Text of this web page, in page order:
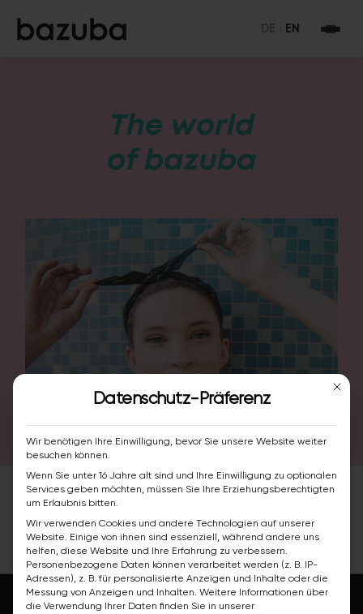
The world
of bazuba
Mit
Datenschutz-Präferenz
Wir benötigen Ihre Einwilligung, bevor Sie unsere Website weiter
besuchen können.
Wenn Sie unter 16 Jahre alt sind und Ihre Einwilligung zu optionalen
Services geben möchten, müssen Sie Ihre Erziehungsberechtigten
um Erlaubnis bitten.
Wir verwenden Cookies und andere Technologien auf unserer
Website. Einige von ihnen sind essenziell, während andere uns
helfen, diese Website und Ihre Erfahrung zu verbessern.
Personenbezogene Daten können verarbeitet werden (z. B. IP-
Adressen), z. B. für personalisierte Anzeigen und Inhalte oder die
Messung von Anzeigen und Inhalten. Weitere Informationen über
die Verwendung Ihrer Daten finden Sie in unserer
EN